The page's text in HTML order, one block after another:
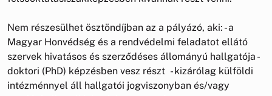
Nem részesülhet ösztöndíjban az a pályázó, aki: - a
Magyar Honvédség és a rendvédelmi feladatot ellátó
szervek hivatásos és szerződéses állományú hallgatója -
doktori (PhD) képzésben vesz részt - kizárólag külföldi
intézménnyel áll hallgatói jogviszonyban és/vagy